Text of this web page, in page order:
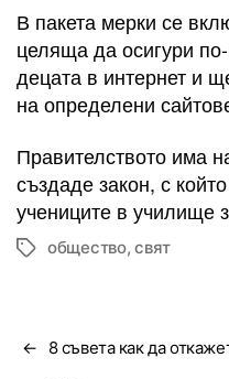
В пакета мерки се
целяща да осигури
децата в интернет и
на определени
Правителството има
създаде закон, с
учениците в училище
Tagsобщество,свят
← 8 съвета как да